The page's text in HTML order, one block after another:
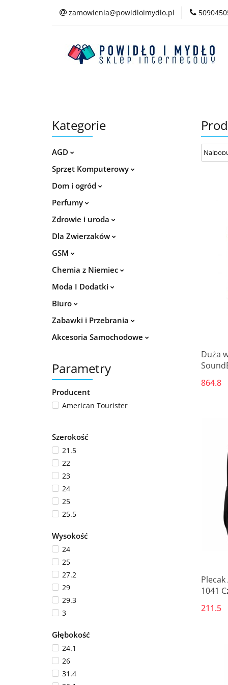
zamowienia@powidloimydlo.pl
Kategorie
AGD
Sprzęt Komputerowy
Dom i ogród
Perfumy
Zdrowie i uroda
Dla Zwierzaków
GSM
Chemia z Niemiec
Moda I Dodatki
Biuro
Zabawki i Przebrania
Akcesoria Samochodowe
Parametry
Producent
American Tourister
Szerokość
21.5
22
23
24
25
25.5
26.5
27.5
28
31
31.5
34
34.5
35
36
38
38.4
Wysokość
24
25
27.2
29
29.3
3
33.8
34.1
34.2
4
Głębokość
24.1
26
31.4
Duża
864.8
1041
211.5